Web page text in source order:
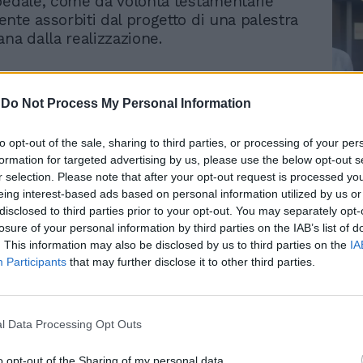
Do Not Process My Personal Information
opt-out of the sale, sharing to third parties, or processing of your
for targeted advertising by us, please use the below opt-out
selection. Please note that after your opt-out request is processed
interest-based ads based on personal information utilized by us
to third parties prior to your opt-out. You may separately
of your personal information by third parties on the IAB’s list of
This information may also be disclosed by us to third parties on the
Participants that may further disclose it to other third parties.
Data Processing Opt Outs
opt-out of the Sharing of my personal data.
assorbiti dal progetto di una palestra
dalla realizzazione.
stilato il testamento nel 2009, diedi
la scomparsa. Secondo le sue
il suo lascito doveva essere realizzata
di cura e assistenza”, formula
generica, scelta perché all’atto
del testamento non si era ancora
l’idea di un nuovo ospedale. La donna
che la struttura doveva essere
cinque anni dalla data di apertura del
avvenuta l’11 settembre 2019. Se la
fosse stata rispettata, il fondo sarebbe
alla persona per l’Europa) “che gestisce
per anziani di Maglie o per crearne
Rudy Giuliani a Come States?
Trump, Meloni e la strategia
americana